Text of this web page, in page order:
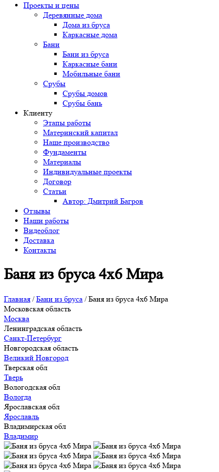
Проекты и цены
Деревянные дома
Дома из бруса
Каркасные дома
Бани
Бани из бруса
Каркасные бани
Мобильные бани
Срубы
Срубы домов
Срубы бань
Клиенту
Этапы работы
Материнский капитал
Наше производство
Фундаменты
Материалы
Индивидуальные проекты
Договор
Статьи
Автор: Дмитрий Багров
Отзывы
Наши работы
Видеоблог
Доставка
Контакты
Баня из бруса 4х6 Мира
Главная /Бани из бруса /Баня из бруса 4х6 Мира
Московская область
Москва
Ленинградская область
Санкт-Петербург
Новгородская область
Великий Новгород
Тверская обл
Тверь
Вологодская обл
Вологда
Ярославская обл
Ярославль
Владимирская обл
Владимир